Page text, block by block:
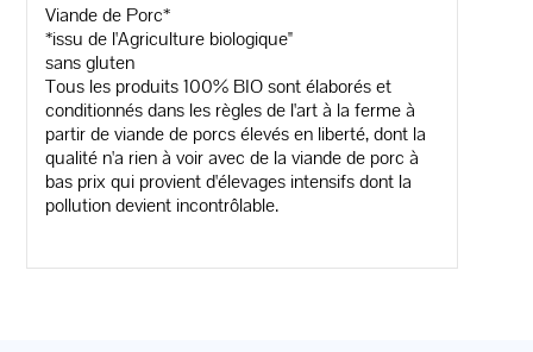
Viande de Porc*
*issu de l'Agriculture biologique"
sans gluten
Tous les produits 100% BIO sont élaborés et
conditionnés dans les règles de l'art à la ferme à
partir de viande de porcs élevés en liberté, dont la
qualité n'a rien à voir avec de la viande de porc à
bas prix qui provient d'élevages intensifs dont la
pollution devient incontrôlable.